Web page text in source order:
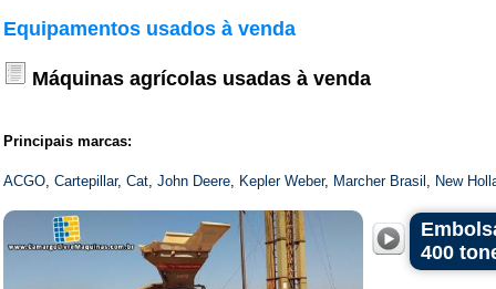
Equipamentos usados à venda
Máquinas agrícolas usadas à venda
Principais marcas:
ACGO, Cartepillar, Cat, John Deere, Kepler Weber, Marcher Brasil , New
400